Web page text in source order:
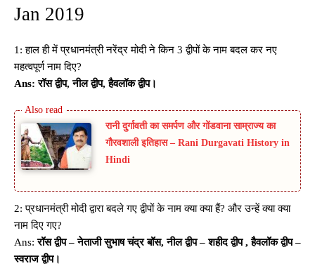
Jan 2019
1: हाल ही में प्रधानमंत्री नरेंद्र मोदी ने किन 3 द्वीपों के नाम बदल कर नए
महत्वपूर्ण नाम दिए?
Ans: रॉस द्वीप, नील द्वीप, हैवलॉक द्वीप।
रानी दुर्गावती का समर्पण और गोंडवाना साम्राज्य का
गौरवशाली इतिहास – Rani Durgavati History in
Hindi
2: प्रधानमंत्री मोदी द्वारा बदले गए द्वीपों के नाम क्या क्या हैं? और उन्हें क्या क्या
नाम दिए गए?
Ans:रॉस द्वीप – नेताजी सुभाष चंद्र बॉस, नील द्वीप – शहीद द्वीप , हैवलॉक द्वीप –
स्वराज द्वीप।